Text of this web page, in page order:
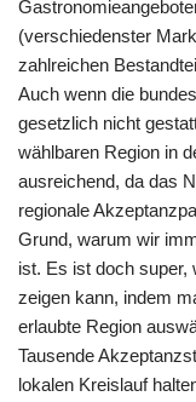
(verschiedenster
zahlreichen
Auch wenn die
gesetzlich nicht
wählbaren Region in
ausreichend, da das
regionale
Grund, warum wir
ist. Es ist doch super,
zeigen kann, indem
erlaubte Region
Tausende
lokalen Kreislauf